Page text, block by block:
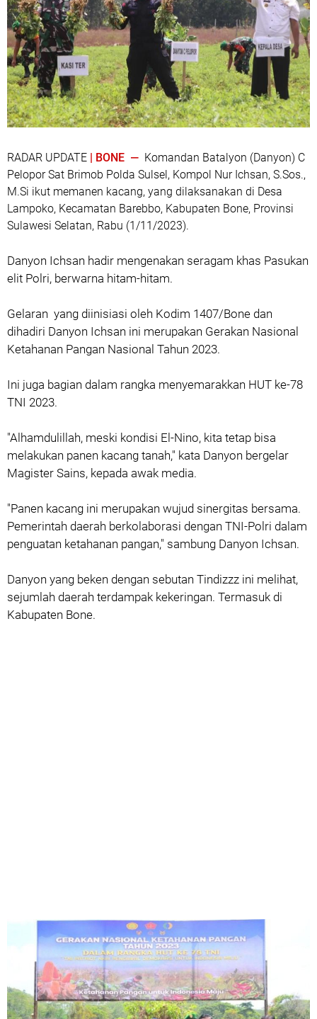
RADAR UPDATE | BONE — Komandan Batalyon (Danyon) C
Pelopor Sat Brimob Polda Sulsel, Kompol Nur Ichsan, S.Sos.,
M.Si ikut memanen kacang, yang dilaksanakan di Desa
Lampoko, Kecamatan Barebbo, Kabupaten Bone, Provinsi
Sulawesi Selatan, Rabu (1/11/2023).
Danyon Ichsan hadir mengenakan seragam khas Pasukan
elit Polri, berwarna hitam-hitam.
Gelaran yang diinisiasi oleh Kodim 1407/Bone dan
dihadiri Danyon Ichsan ini merupakan Gerakan Nasional
Ketahanan Pangan Nasional Tahun 2023.
Ini juga bagian dalam rangka menyemarakkan HUT ke-78
TNI 2023.
"Alhamdulillah, meski kondisi El-Nino, kita tetap bisa
melakukan panen kacang tanah," kata Danyon bergelar
Magister Sains, kepada awak media.
"Panen kacang ini merupakan wujud sinergitas bersama.
Pemerintah daerah berkolaborasi dengan TNI-Polri dalam
penguatan ketahanan pangan," sambung Danyon Ichsan.
Danyon yang beken dengan sebutan Tindizzz ini melihat,
sejumlah daerah terdampak kekeringan. Termasuk di
Kabupaten Bone.